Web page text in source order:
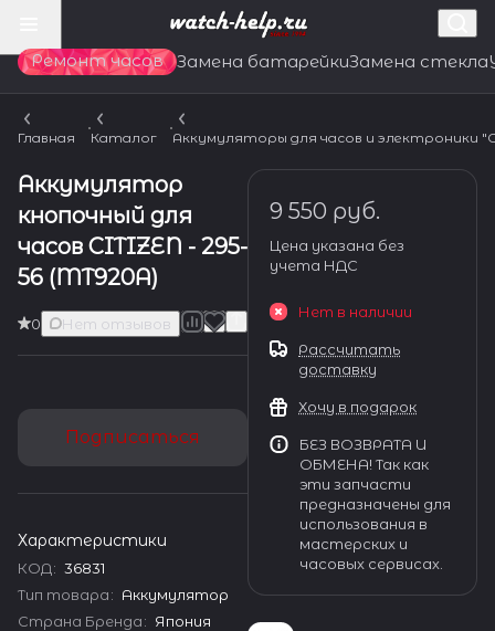
Ремонт часов Замена батарейкиЗамена стекла
Главная Каталог Аккумуляторы для часов и электроники
Аккумулятор
кнопочный для
часов CITIZEN - 295-
56 (MT920A)
0 Нет отзывов
Подписаться
Характеристики
КОД: 36831
Тип товара: Аккумулятор
Страна Бренда: Япония
9 550 руб.
Цена указана без
учета НДС
Нет в наличии
Рассчитать
доставку
Хочу в подарок
БЕЗ ВОЗВРАТА И
ОБМЕНА! Так как
эти запчасти
предназначены для
использования в
мастерских и
часовых сервисах.